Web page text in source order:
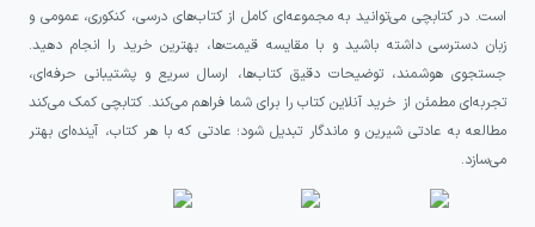
است. در کتابچی می‌توانید به مجموعه‌ای کامل از کتاب‌های درسی، کنکوری، عمومی و
زبان دسترسی داشته باشید و با مقایسه قیمت‌ها، بهترین خرید را انجام دهید.
جستجوی هوشمند، توضیحات دقیق کتاب‌ها، ارسال سریع و پشتیبانی حرفه‌ای،
تجربه‌ای مطمئن از خرید آنلاین کتاب را برای شما فراهم می‌کند. کتابچی کمک می‌کند
مطالعه به عادتی شیرین و ماندگار تبدیل شود؛ عادتی که با هر کتاب، آینده‌ای بهتر
می‌سازد.